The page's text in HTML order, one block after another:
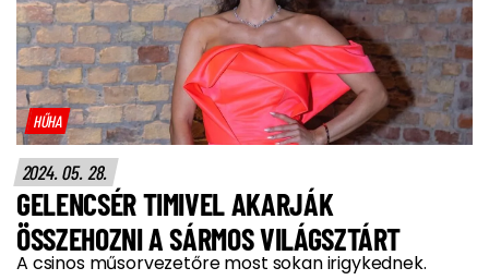
HŰHA
2024. 05. 28.
GELENCSÉR TIMIVEL AKARJÁK
ÖSSZEHOZNI A SÁRMOS VILÁGSZTÁRT
A csinos műsorvezetőre most sokan irigykednek.